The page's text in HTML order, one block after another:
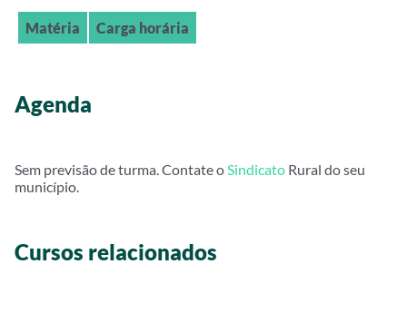
Matéria Carga horária
Agenda
Sem previsão de turma. Contate oSindicato Rural do seu
município.
Cursos relacionados